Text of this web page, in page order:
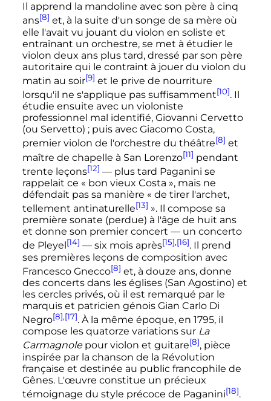
Il apprend la mandoline avec son père à cinq
ans[8] et, à la suite d'un songe de sa mère où
elle l'avait vu jouant du violon en soliste et
entraînant un orchestre, se met à étudier le
violon deux ans plus tard, dressé par son père
autoritaire qui le contraint à jouer du violon du
matin au soir[9] et le prive de nourriture
lorsqu'il ne s'applique pas suffisamment[10]. Il
étudie ensuite avec un violoniste
professionnel mal identifié, Giovanni Cervetto
(ou Servetto) ; puis avec Giacomo Costa,
premier violon de l'orchestre du théâtre[8] et
maître de chapelle à San Lorenzo[11] pendant
trente leçons[12] — plus tard Paganini se
rappelait ce « bon vieux Costa », mais ne
défendait pas sa manière « de tirer l'archet,
tellement antinaturelle[13] ». Il compose sa
première sonate (perdue) à l'âge de huit ans
et donne son premier concert — un concerto
de Pleyel[14] —six mois après[15],[16]. Il prend
ses premières leçons de composition avec
Francesco Gnecco[8] et, à douze ans, donne
des concerts dans les églises (San Agostino) et
les cercles privés, où il est remarqué par le
marquis et patricien génois Gian Carlo Di
Negro[8],[17]. À la même époque, en 1795, il
compose les quatorze variations sur La
Carmagnolepour violon et guitare[8], pièce
inspirée par la chanson de la Révolution
française et destinée au public francophile de
Gênes. L'œuvre constitue un précieux
témoignage du style précoce de Paganini[18].